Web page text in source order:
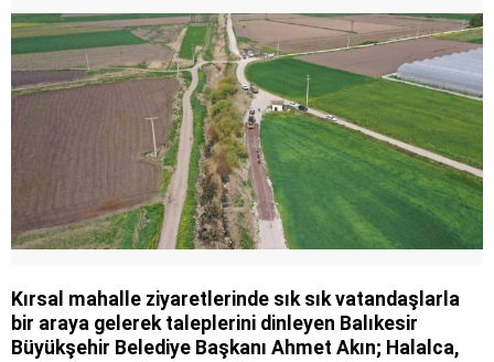
Kırsal mahalle ziyaretlerinde sık sık vatandaşlarla
bir araya gelerek taleplerini dinleyen Balıkesir
Büyükşehir Belediye Başkanı Ahmet Akın; Halalca,